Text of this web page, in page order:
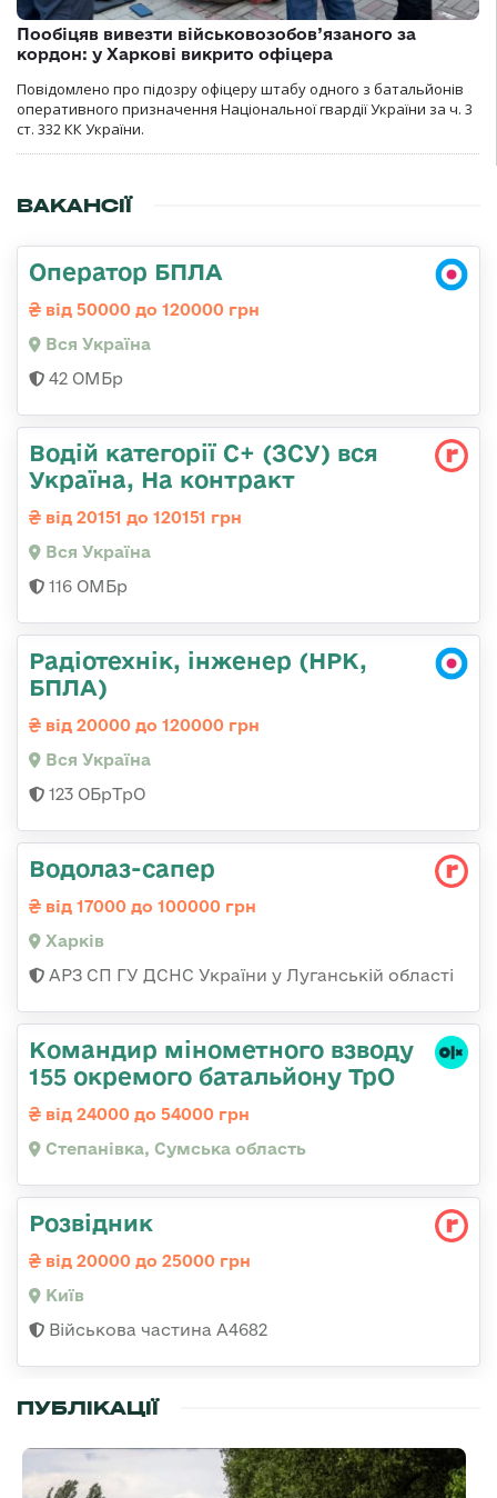
Пообіцяв вивезти військовозобов’язаного за
кордон: у Харкові викрито офіцера
Повідомлено про підозру офіцеру штабу одного з батальйонів
оперативного призначення Національної гвардії України за ч. 3
ст. 332 КК України.
ВАКАНСІЇ
Оператор БПЛА
від 50000 до 120000 грн
Вся Україна
42 ОМБр
Водій категорії С+ (ЗСУ) вся
Україна, На контракт
від 20151 до 120151 грн
Вся Україна
116 ОМБр
Радіотехнік, інженер (НРК,
БПЛА)
від 20000 до 120000 грн
Вся Україна
123 ОБрТрО
Водолаз-сапер
від 17000 до 100000 грн
Харків
АРЗ СП ГУ ДСНС України у Луганській області
Командир мінометного взводу
155 окремого батальйону ТрО
від 24000 до 54000 грн
Степанівка, Сумська область
Розвідник
від 20000 до 25000 грн
Київ
Військова частина А4682
ПУБЛІКАЦІЇ